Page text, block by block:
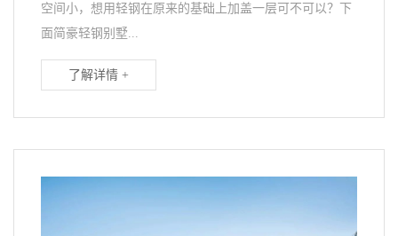
空间小，想用轻钢在原来的基础上加盖一层可不可以？下
面简豪轻钢别墅...
了解详情 +